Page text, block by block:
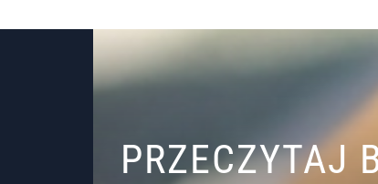
PRZECZYTAJ